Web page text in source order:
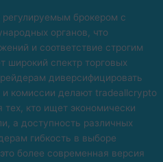
брокером с
органов, что
и соответствие строгим
широкий спектр торговых
диверсифицировать
комиссии делают tradeallcrypto
кто ищет экономически
а доступность различных
гибкость в выборе
более современная версия